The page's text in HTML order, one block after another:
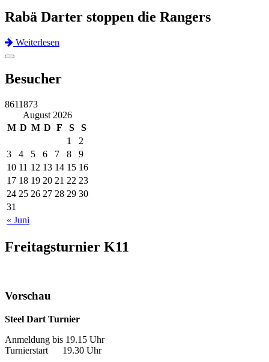
Rabä Darter stoppen die Rangers
Weiterlesen
Previous
Next
Toggle
Besucher
8611873
August 2026
M D M D F S S
« Juni
1
2
3
4 5 6 7 8
9
10 11 12 13 14 15 16
17 18 19 20 21 22 23
24 25 26 27 28 29 30
31
Freitagsturnier K11
Vorschau
Steel Dart Turnier
Anmeldung bis 19.15 Uhr
Turnierstart 19.30 Uhr